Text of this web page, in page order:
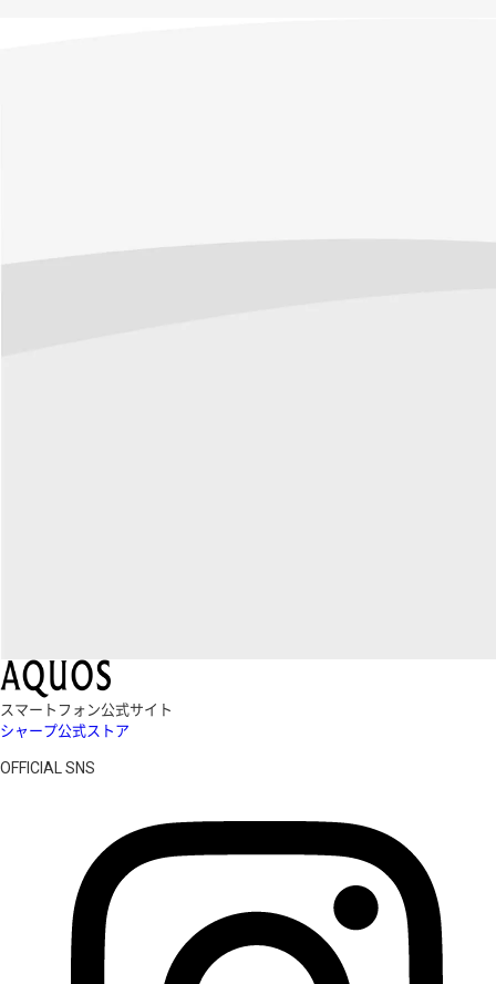
スマートフォン公式サイト
シャープ公式ストア
OFFICIAL SNS